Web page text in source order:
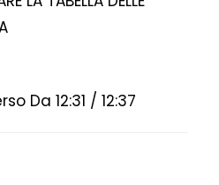
Da 12:31 / 12:37